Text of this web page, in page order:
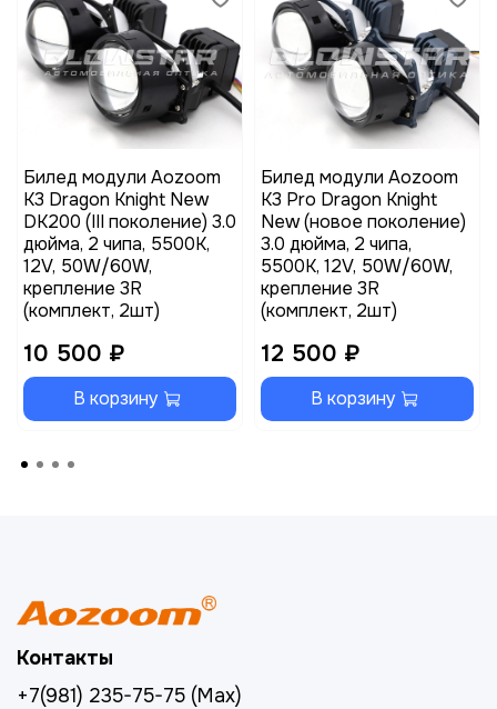
Билед модули Aozoom
K3 Dragon Knight New
DK200 (III поколение) 3.0
дюйма, 2 чипа, 5500K,
12V, 50W/60W,
крепление 3R
(комплект, 2шт)
10 500 ₽
В корзину
Билед модули Aozoom
K3 Pro Dragon Knight
New (новое поколение)
3.0 дюйма, 2 чипа,
5500K, 12V, 50W/60W,
крепление 3R
(комплект, 2шт)
12 500 ₽
В корзину
Контакты
+7(981) 235-75-75 (Max)